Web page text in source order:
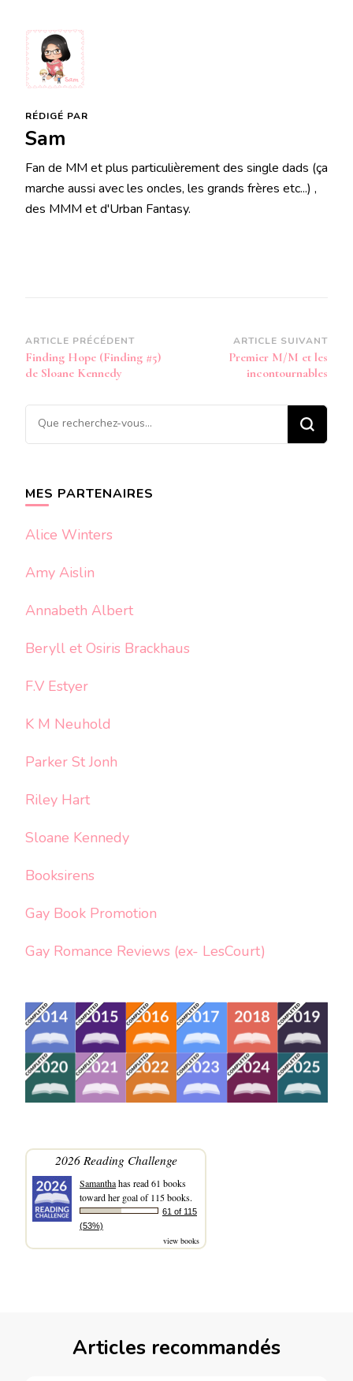
RÉDIGÉ PAR
Sam
Fan de MM et plus particulièrement des single dads (ça
marche aussi avec les oncles, les grands frères etc...) ,
des MMM et d'Urban Fantasy.
Navigation
d’article
ARTICLE PRÉCÉDENT
Finding Hope (Finding #5)
de Sloane Kennedy
ARTICLE SUIVANT
Premier M/M et les
incontournables
Vous
recherchiez
MES PARTENAIRES
Alice Winters
Amy Aislin
Annabeth Albert
Beryll et Osiris Brackhaus
F.V Estyer
K M Neuhold
Parker St Jonh
Riley Hart
Sloane Kennedy
Booksirens
Gay Book Promotion
Gay Romance Reviews (ex- LesCourt)
2026 Reading Challenge
Samanthahas read 61 books
toward her goal of 115 books.
61 of 115
(53%)
view books
Articles recommandés